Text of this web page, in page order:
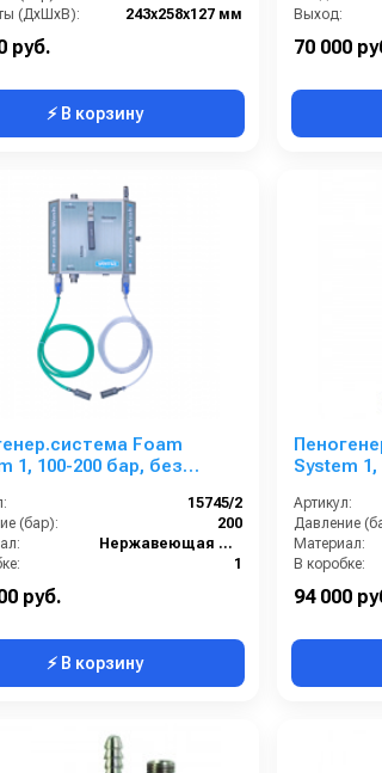
(ДхШхВ):
243х258х127 мм
руб.
⚡ В корзину
Выход:
70 000
Foam
1, 100-200 бар, без
15745/2
(бар):
200
Нержавеющая сталь
1
руб.
⚡ В корзину
System 1,
ш. 3/8ш.
Артикул:
Давление
Материал:
В коробке:
94 000